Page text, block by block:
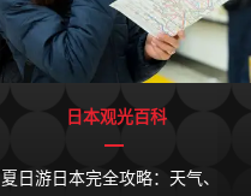
日本观光百科
夏日游日本完全攻略：天气、